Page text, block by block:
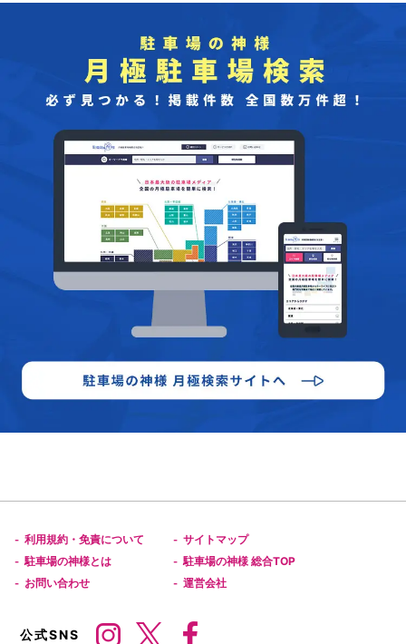
- 利用規約・免責について - サイトマップ
- 駐車場の神様とは - 駐車場の神様 総合TOP
- お問い合わせ - 運営会社
公式SNS